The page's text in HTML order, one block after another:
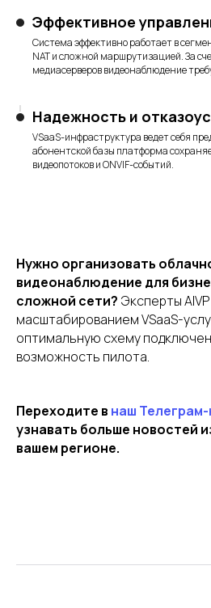
Эффективное
Система эффективно работает в
NAT и сложной маршрутизацией. За
медиасерверов видеонаблюдение
Надежность и
VSaaS-инфраструктура ведет себя
абонентской базы платформа
видеопотоков и ONVIF-событий.
Нужно организовать
видеонаблюдение для
сложной сети? Эксперты
масштабированием VSaaS-
оптимальную схему
возможность пилота.
Переходите в наш
узнавать больше новостей
вашем регионе.
Умный домофон
Видеонаблюдение
Внутриквартирное наблюдение
Camera Agent
Edge Bridge
Модуль Домофония
Модуль Analytics
AIVP Manager
AIVP Server
User Portal
Поддержка
Хотите быть в курсе событий?
нашу рассылку новостей!